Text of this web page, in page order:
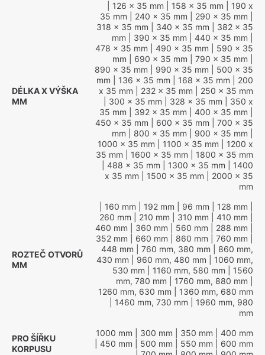
DÉLKA X VÝŠKA
MM
| 126 x 35 mm | 158 x 35 mm | 190 x
35 mm | 240 x 35 mm | 290 x 35 mm
318 x 35 mm | 340 x 35 mm | 382 x 35
mm | 390 x 35 mm | 440 x 35 mm
478 x 35 mm | 490 x 35 mm | 590 x 35
mm | 690 x 35 mm | 790 x 35 mm
890 x 35 mm | 990 x 35 mm | 500 x 35
mm | 136 x 35 mm | 168 x 35 mm | 200
x 35 mm | 232 x 35 mm | 250 x 35 mm
| 300 x 35 mm | 328 x 35 mm | 350 x
35 mm | 392 x 35 mm | 400 x 35 mm
450 x 35 mm | 600 x 35 mm | 700 x 35
mm | 800 x 35 mm | 900 x 35 mm
1000 x 35 mm | 1100 x 35 mm | 1200 x
35 mm | 1600 x 35 mm | 1800 x 35 mm
| 488 x 35 mm | 1300 x 35 mm | 1400
x 35 mm | 1500 x 35 mm | 2000 x 35
mm
ROZTEČ OTVORŮ
MM
| 160 mm | 192 mm | 96 mm | 128 mm
260 mm | 210 mm | 310 mm | 410 mm
460 mm | 360 mm | 560 mm | 288 mm
352 mm | 660 mm | 860 mm | 760 mm
448 mm | 760 mm, 380 mm | 860 mm,
430 mm | 960 mm, 480 mm | 1060 mm,
530 mm | 1160 mm, 580 mm | 1560
mm, 780 mm | 1760 mm, 880 mm
1260 mm, 630 mm | 1360 mm, 680 mm
| 1460 mm, 730 mm | 1960 mm, 980
mm
PRO ŠÍŘKU
KORPUSU
1000 mm | 300 mm | 350 mm | 400 mm
| 450 mm | 500 mm | 550 mm | 600 mm